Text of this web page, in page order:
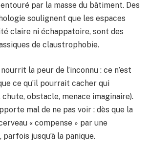
par la masse du bâtiment. Des
soulignent que les espaces
claire ni échappatoire, sont des
de claustrophobie.
la peur de l’inconnu : ce n’est
ce qu’il pourrait cacher qui
obstacle, menace imaginaire).
mal de ne pas voir : dès que la
« compense » par une
jusqu’à la panique.